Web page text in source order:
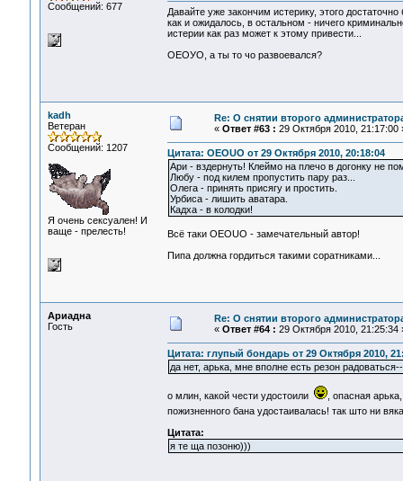
Сообщений: 677
Давайте уже закончим истерику, этого
как и ожидалось, в остальном - ничего
истерии как раз может к этому привести...
ОЕОУО, а ты то чо развоевался?
kadh
Ветеран
Сообщений: 1207
Я очень сексуален! И
ваще - прелесть!
Re: О снятии второго
« Ответ #63 : 29 Октября 2010, 21:17:00
Цитата: OEOUO от 29 Октября 2010, 20:18:04
Ари - вздернуть! Клеймо на плечо в догонку не
Любу - под килем пропустить пару раз...
Олега - принять присягу и простить.
Урбиса - лишить аватара.
Кадха - в колодки!
Всё таки OEOUO - замечательный автор!
Пипа должна гордиться такими соратниками...
Ариадна
Гость
Re: О снятии второго
« Ответ #64 : 29 Октября 2010, 21:25:34
Цитата: глупый бондарь от 29 Октября 2010,
да нет, арька, мне вполне есть резон
о млин, какой чести удостоили
, опасная
пожизненного бана удостаивалась! так што ни
Цитата:
я те ща позоню)))